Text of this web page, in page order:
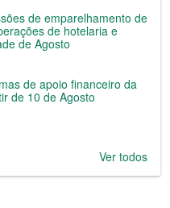
de emparelhamento de
de hotelaria e
de Agosto
de apoio financeiro da
de 10 de Agosto
Ver todos